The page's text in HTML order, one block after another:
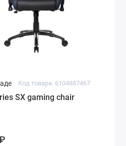
Код товара: 6104887467
SX gaming chair